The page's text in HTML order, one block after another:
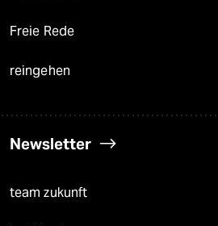
Freie Rede
reingehen
Newsletter
team zukunft